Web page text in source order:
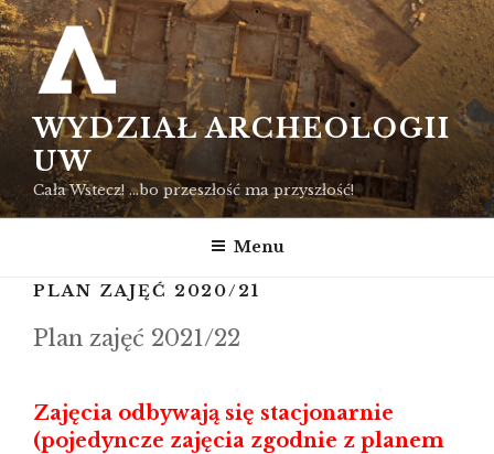
Przejdź
do
treści
WYDZIAŁ ARCHEOLOGII
UW
Cała Wstecz! …bo przeszłość ma przyszłość!
Menu
PLAN ZAJĘĆ 2020/21
Plan zajęć 2021/22
Zajęcia odbywają się stacjonarnie
(pojedyncze zajęcia zgodnie z planem